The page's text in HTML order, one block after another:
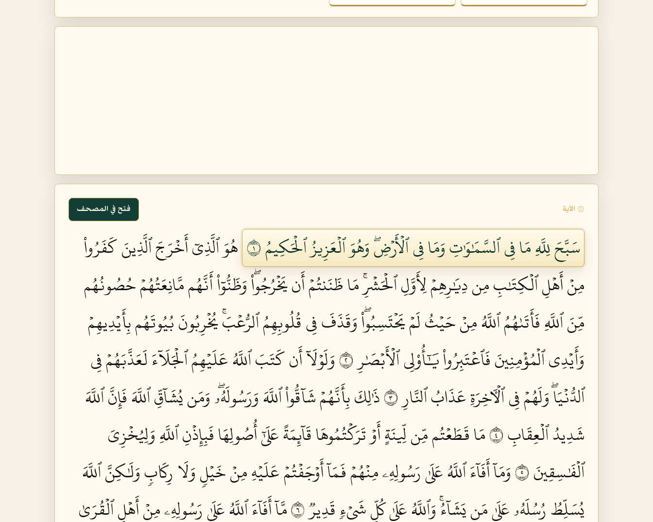
۞ الآية فتح في المصحف
سَبَّحَ لِلَّهِ مَا فِي ٱلسَّمَٰوَٰتِ وَمَا فِي ٱلۡأَرۡضِۖ وَهُوَ ٱلۡعَزِيزُ ٱلۡحَكِيمُ ١
هُوَ ٱلَّذِيٓ أَخۡرَجَ ٱلَّذِينَ كَفَرُواْ
مِنۡ أَهۡلِ ٱلۡكِتَٰبِ مِن دِيَٰرِهِمۡ لِأَوَّلِ ٱلۡحَشۡرِۚ مَا ظَنَنتُمۡ أَن يَخۡرُجُواْۖ وَظَنُّوٓاْ أَنَّهُم مَّانِعَتُهُمۡ حُصُونُهُم
مِّنَ ٱللَّهِ فَأَتَىٰهُمُ ٱللَّهُ مِنۡ حَيۡثُ لَمۡ يَحۡتَسِبُواْۖ وَقَذَفَ فِي قُلُوبِهِمُ ٱلرُّعۡبَۚ يُخۡرِبُونَ بُيُوتَهُم بِأَيۡدِيهِمۡ
وَأَيۡدِي ٱلۡمُؤۡمِنِينَ فَٱعۡتَبِرُواْ يَٰٓأُوْلِي ٱلۡأَبۡصَٰرِ ٢
وَلَوۡلَآ أَن كَتَبَ ٱللَّهُ عَلَيۡهِمُ ٱلۡجَلَآءَ لَعَذَّبَهُمۡ فِي
ٱلدُّنۡيَاۖ وَلَهُمۡ فِي ٱلۡأٓخِرَةِ عَذَابُ ٱلنَّارِ ٣
ذَٰلِكَ بِأَنَّهُمۡ شَآقُّواْ ٱللَّهَ وَرَسُولَهُۥۖ وَمَن يُشَآقِّ ٱللَّهَ فَإِنَّ ٱللَّهَ
شَدِيدُ ٱلۡعِقَابِ ٤
مَا قَطَعۡتُم مِّن لِّينَةٍ أَوۡ تَرَكۡتُمُوهَا قَآئِمَةً عَلَىٰٓ أُصُولِهَا فَبِإِذۡنِ ٱللَّهِ وَلِيُخۡزِيَ
ٱلۡفَٰسِقِينَ ٥
وَمَآ أَفَآءَ ٱللَّهُ عَلَىٰ رَسُولِهِۦ مِنۡهُمۡ فَمَآ أَوۡجَفۡتُمۡ عَلَيۡهِ مِنۡ خَيۡلٖ وَلَا رِكَابٖ وَلَٰكِنَّ ٱللَّهَ
يُسَلِّطُ رُسُلَهُۥ عَلَىٰ مَن يَشَآءُۚ وَٱللَّهُ عَلَىٰ كُلِّ شَيۡءٖ قَدِيرٞ ٦
مَّآ أَفَآءَ ٱللَّهُ عَلَىٰ رَسُولِهِۦ مِنۡ أَهۡلِ ٱلۡقُرَىٰ